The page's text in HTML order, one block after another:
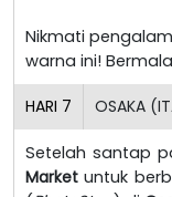
Nikmati
warna ini!
HARI 7 OSAKA
Setelah santap
Market untuk